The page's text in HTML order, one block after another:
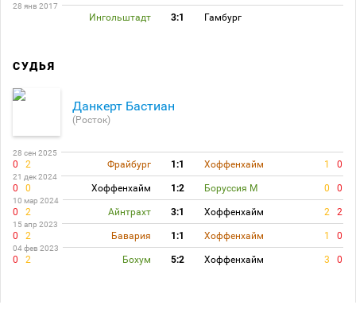
28 янв 2017
Ингольштадт 3:1 Гамбург
СУДЬЯ
Данкерт Бастиан
(Росток)
28 сен 2025
0 2 Фрайбург 1:1 Хоффенхайм 1 0
21 дек 2024
0 0 Хоффенхайм 1:2 Боруссия М 0 0
10 мар 2024
0 2 Айнтрахт 3:1 Хоффенхайм 2 2
15 апр 2023
0 2 Бавария 1:1 Хоффенхайм 1 0
04 фев 2023
0 2 Бохум 5:2 Хоффенхайм 3 0